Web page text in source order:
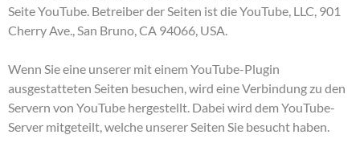
Seite YouTube. Betreiber der Seiten ist die YouTube, LLC, 901
Cherry Ave., San Bruno, CA 94066, USA.
Wenn Sie eine unserer mit einem YouTube-Plugin
ausgestatteten Seiten besuchen, wird eine Verbindung zu den
Servern von YouTube hergestellt. Dabei wird dem YouTube-
Server mitgeteilt, welche unserer Seiten Sie besucht haben.